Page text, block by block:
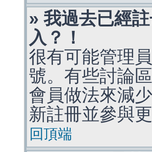
» 我過去已經
入？！
很有可能管理
號。有些討論
會員做法來減
新註冊並參與
回頂端